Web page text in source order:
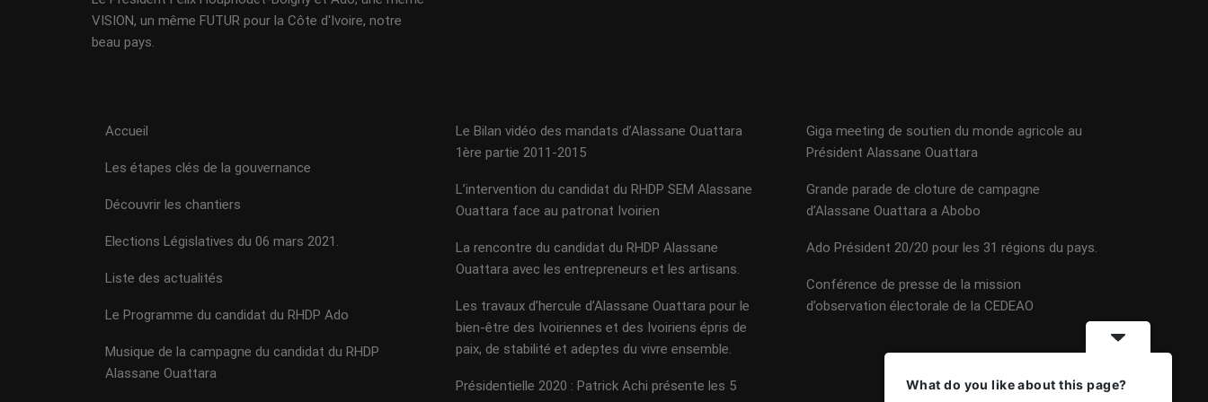
VISION, un même FUTUR pour la Côte d'Ivoire, notre
beau pays.
Accueil
Les étapes clés de la gouvernance
Découvrir les chantiers
Elections Législatives du 06 mars 2021.
Liste des actualités
Le Programme du candidat du RHDP Ado
Musique de la campagne du candidat du RHDP
Alassane Ouattara
Le Bilan vidéo des mandats d’Alassane Ouattara
1ère partie 2011-2015
L’intervention du candidat du RHDP SEM Alassane
Ouattara face au patronat Ivoirien
La rencontre du candidat du RHDP Alassane
Ouattara avec les entrepreneurs et les artisans.
Les travaux d’hercule d’Alassane Ouattara pour le
bien-être des Ivoiriennes et des Ivoiriens épris de
paix, de stabilité et adeptes du vivre ensemble.
Présidentielle 2020 : Patrick Achi présente les 5
Giga meeting de soutien du monde agricole au
Président Alassane Ouattara
Grande parade de cloture de campagne
d’Alassane Ouattara a Abobo
Ado Président 20/20 pour les 31 régions du pays.
Conférence de presse de la mission
d’observation électorale de la CEDEAO
What do you like about this page?